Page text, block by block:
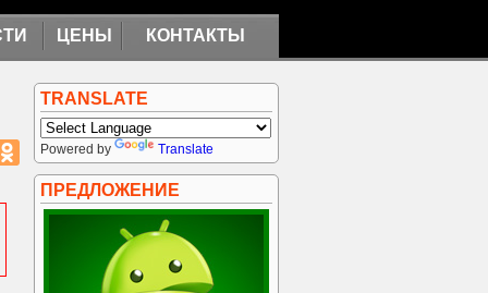
ЦЕНЫ КОНТАКТЫ
TRANSLATE
Powered by Translate
ПРЕДЛОЖЕНИЕ